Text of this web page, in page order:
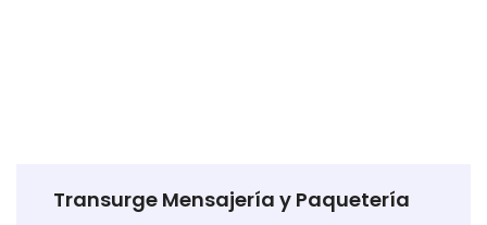
Transurge Mensajería y Paquetería